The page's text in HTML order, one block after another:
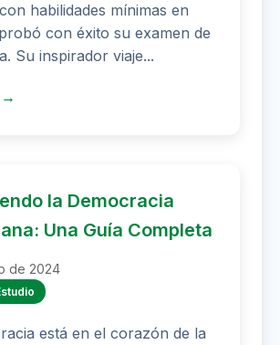
habilidades mínimas en
con éxito su examen de
Su inspirador viaje...
→
la Democracia
Una Guía Completa
de 2024
está en el corazón de la